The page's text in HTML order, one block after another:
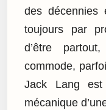
des décennies
toujours par
d’être
commode,
Jack Lang
mécanique